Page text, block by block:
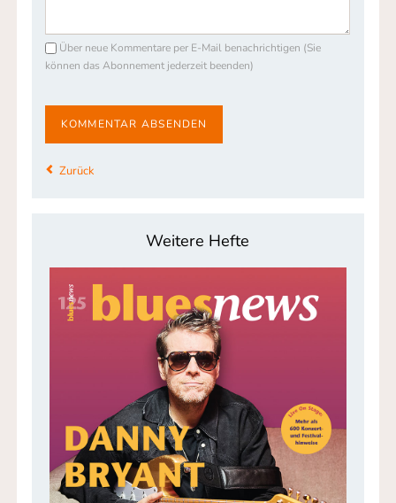
Über neue Kommentare per E-Mail benachrichtigen (Sie
können das Abonnement jederzeit beenden)
KOMMENTAR ABSENDEN
Zurück
Weitere Hefte